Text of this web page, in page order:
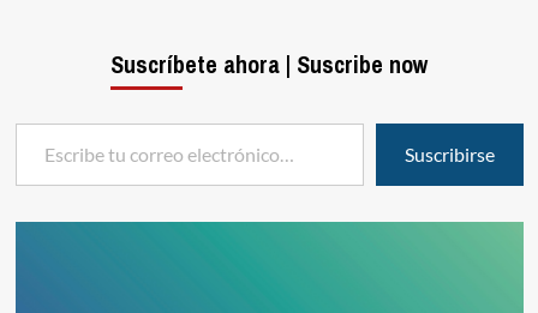
Suscríbete ahora | Suscribe now
Escribe tu correo electrónico…
Suscribirse